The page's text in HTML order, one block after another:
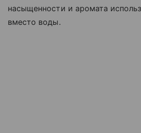
насыщенности и аромата
вместо воды.